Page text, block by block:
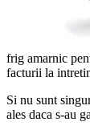
frig amarnic
facturii la
Si nu sunt
ales daca s-au